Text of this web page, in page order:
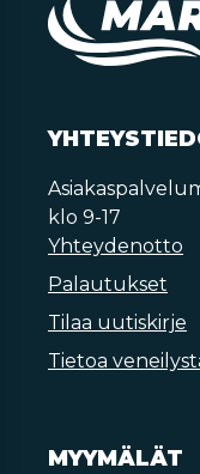
klo 9-17
Yhteydenotto
Palautukset
Tilaa uutiskirje
Tietoa
MYYMÄLÄT